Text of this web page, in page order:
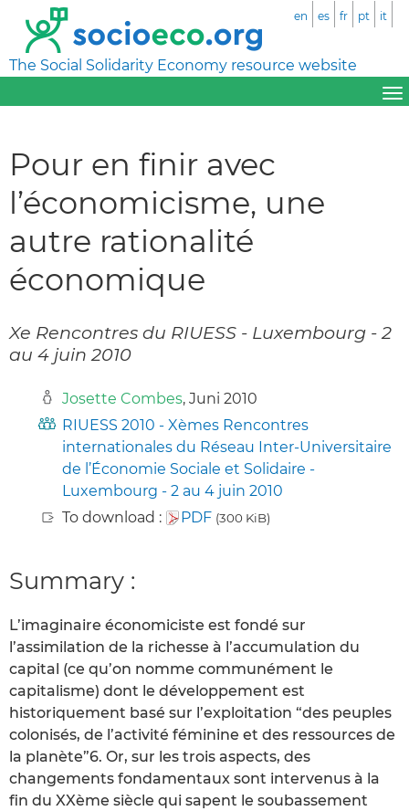
The Social Solidarity Economy resource website
en es fr pt it
Pour en finir avec
l’économicisme, une
autre rationalité
économique
Xe Rencontres du RIUESS - Luxembourg - 2
au 4 juin 2010
Josette Combes, Juni 2010
RIUESS 2010 - Xèmes Rencontres
internationales du Réseau Inter-Universitaire
de l’Économie Sociale et Solidaire -
Luxembourg - 2 au 4 juin 2010
To download :
PDF (300 KiB)
Summary :
L’imaginaire économiciste est fondé sur
l’assimilation de la richesse à l’accumulation du
capital (ce qu’on nomme communément le
capitalisme) dont le développement est
historiquement basé sur l’exploitation “des peuples
colonisés, de l’activité féminine et des ressources de
la planète”6. Or, sur les trois aspects, des
changements fondamentaux sont intervenus à la
fin du XXème siècle qui sapent le soubassement